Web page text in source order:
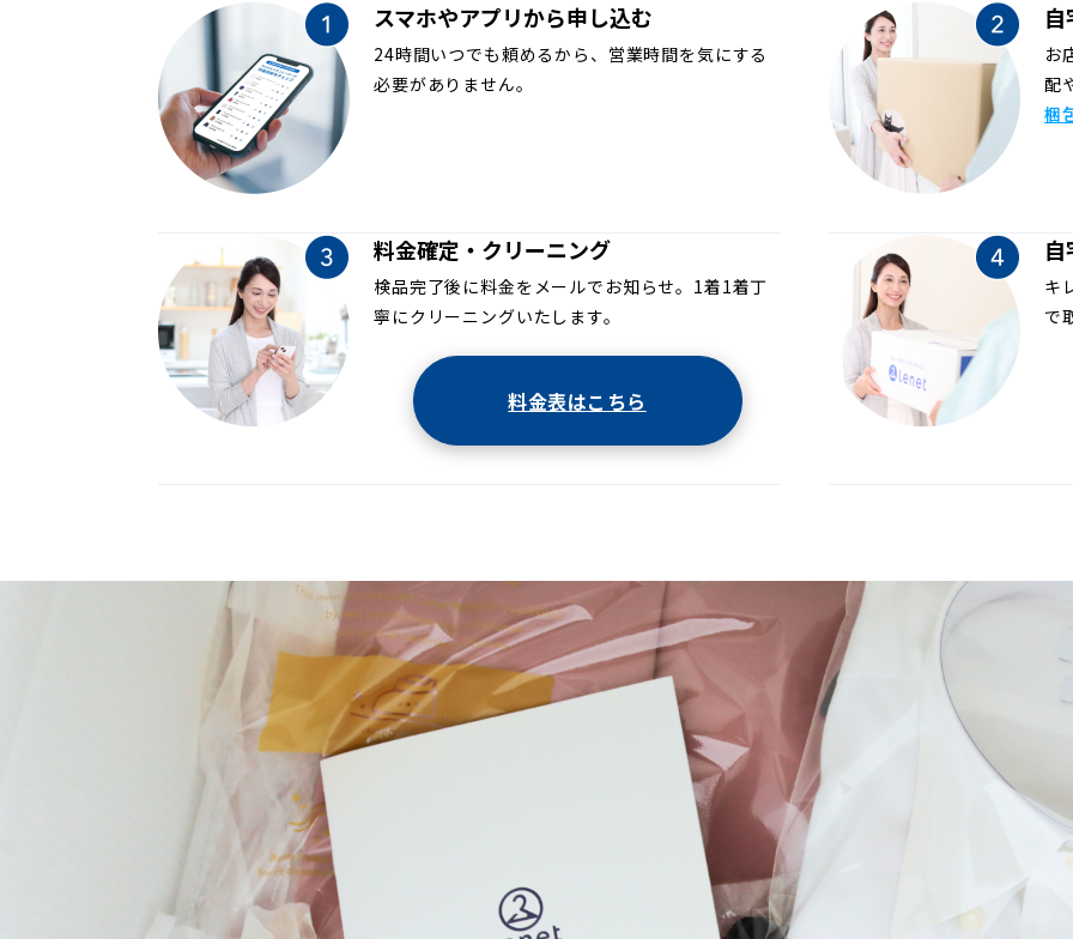
スマホやアプリから申し込む
24時間いつでも頼めるから、営業時間を気にする
必要がありません。
お
配
梱
料金確定・クリーニング
検品完了後に料金をメールでお知らせ。1着1着丁
寧にクリーニングいたします。
料金表はこちら
キ
で